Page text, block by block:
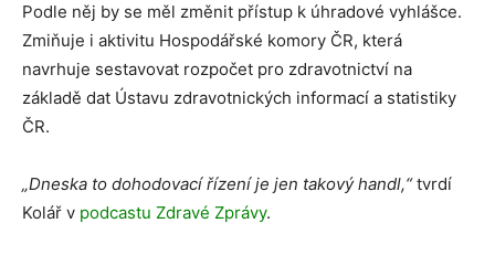
Podle něj by se měl změnit přístup k úhradové vyhlášce.
Zmiňuje i aktivitu Hospodářské komory ČR, která
navrhuje sestavovat rozpočet pro zdravotnictví na
základě dat Ústavu zdravotnických informací a statistiky
ČR.
„Dneska to dohodovací řízení je jen takový handl,“tvrdí
Kolář v podcastu Zdravé Zprávy.